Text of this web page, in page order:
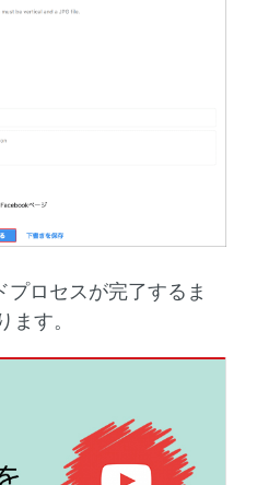
プロセスが完了するま
ます。